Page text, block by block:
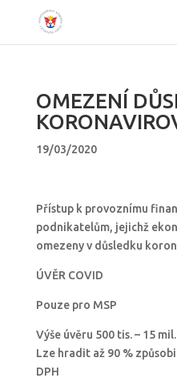
OMEZENÍ
19/03/2020
Přístup k provoznímu
podnikatelům, jejichž
omezeny v důsledku
ÚVĚR COVID
Pouze pro MSP
Výše úvěru 500 tis. – 15 mil.
Lze hradit až 90 %
DPH